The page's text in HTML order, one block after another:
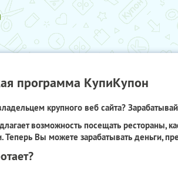
программа КупиКупон
крупного веб сайта?
возможность посещать рестораны,
Теперь Вы можете зарабатывать деньги,